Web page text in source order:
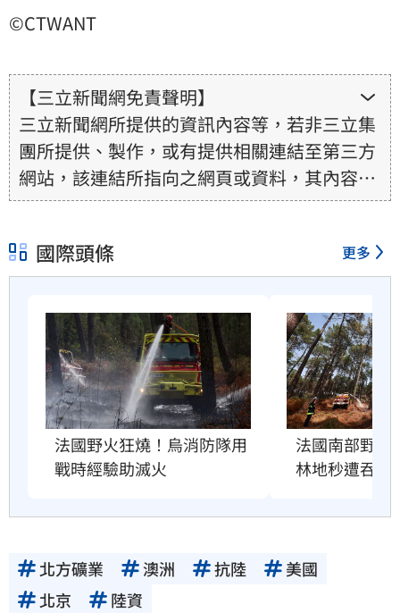
©CTWANT
【三立新聞網免責聲明】
三立新聞網所提供的資訊內容等，若非三立集
團所提供、製作，或有提供相關連結至第三方
網站，該連結所指向之網頁或資料，其內容均
為所連結網站提供，相關權利均為該網站、內
其真實性、正確性、即時性、完整性或合法
性。三立新聞網所提供的資訊內容，若其著作
權不屬於三立集團所有，使用者未取得內容提
供者（著作權人）許可之前，亦不得擅自轉
貼、重製、變更、散布，否則概由使用者自負
全責。
國際頭條 更多
法國野火狂燒！烏消防隊用
戰時經驗助滅火
法國南部野火
林地秒遭吞噬
北方礦業 澳洲 抗陸
美國
北京
陸資